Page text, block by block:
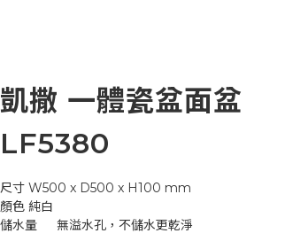
凱撒 一體瓷盆面盆
LF5380
尺寸	W500 x D500 x H100 mm
顏色	純白
儲水量	無溢水孔，不儲水更乾淨